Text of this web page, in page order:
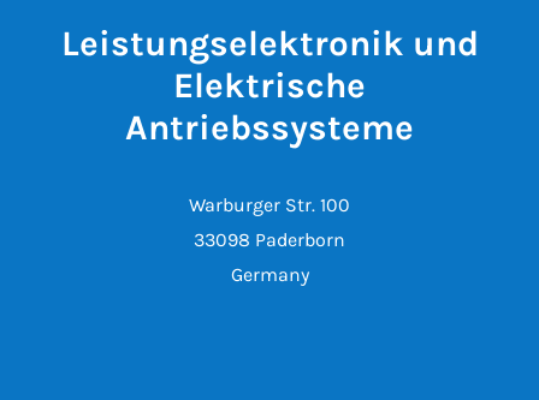
Leistungselektronik und
Elektrische
Antriebssysteme
Warburger Str. 100
33098 Paderborn
Germany